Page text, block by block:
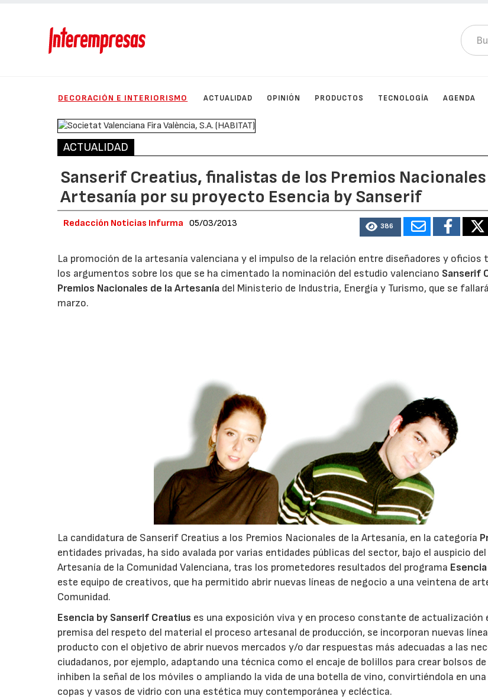
DECORACIÓN E INTERIORISMO ACTUALIDAD OPINIÓN PRODUCTOS TECNOLOGÍA AGENDA
ACTUALIDAD
Sanserif Creatius, finalistas de los Premios
Artesanía por su proyecto Esencia by Sanserif
Redacción Noticias Infurma 05/03/2013 386
La promoción de la artesanía valenciana y el impulso de la relación entre diseñadores y oficios
los argumentos sobre los que se ha cimentado la nominación del estudio valenciano Sanserif
Premios Nacionales de la Artesanía del Ministerio de Industria, Energía y Turismo, que se
marzo.
La candidatura de Sanserif Creatius a los Premios Nacionales de la Artesanía, en la categoría
entidades privadas, ha sido avalada por varias entidades públicas del sector, bajo el auspicio
Artesanía de la Comunidad Valenciana, tras los prometedores resultados del programa Esencia
este equipo de creativos, que ha permitido abrir nuevas líneas de negocio a una veintena de
Comunidad.
Esencia by Sanserif Creatius es una exposición viva y en proceso constante de actualización
premisa del respeto del material el proceso artesanal de producción, se incorporan nuevas
producto con el objetivo de abrir nuevos mercados y/o dar respuestas más adecuadas a las
ciudadanos, por ejemplo, adaptando una técnica como el encaje de bolillos para crear bolsos
inhiben la señal de los móviles o ampliando la vida de una botella de vino, convirtiéndola en
copas y vasos de vidrio con una estética muy contemporánea y ecléctica.